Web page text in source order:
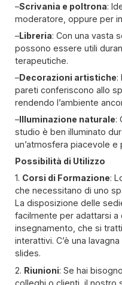
–Scrivania e poltrona:
moderatore, oppure per
–Libreria: Con una vasta
possono essere utili
terapeutiche.
–Decorazioni artistiche:
pareti conferiscono allo
rendendo l’ambiente
–Illuminazione naturale:
studio è ben illuminato
un’atmosfera piacevole e
Possibilità di Utilizzo
1. Corsi di Formazione:
che necessitano di uno
La disposizione delle
facilmente per adattarsi a
insegnamento, che si
interattivi. C’è una
slides.
2. Riunioni: Se hai
colleghi o clienti, il nostro